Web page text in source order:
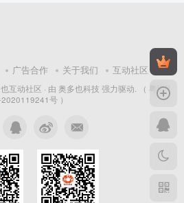
广告合作 关于我们 互动社区
互动社区 · 由 奥多也科技 强力驱动.
（ 粤ICP
号 ）